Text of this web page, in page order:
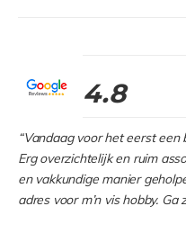
4.8
“Vandaag voor het eerst
Erg overzichtelijk en ruim
en vakkundige manier
adres voor m’n vis hobby. Ga